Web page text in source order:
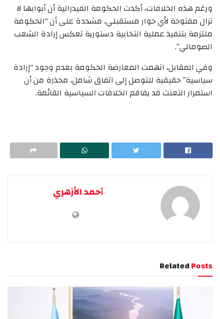
ورغم هذه الخلافات، أكدت الحكومة الفيدرالية أن أبوابها لا
تزال مفتوحة لأي حوار مستقبلي، مشددة على أن “الحكومة
ملتزمة بتنفيذ عملية انتخابية دستورية تعكس إرادة الشعب
الصومالي”.
وفي المقابل، اتهمت المعارضة الحكومة بعدم وجود “إرادة
سياسية” حقيقية للتوصل إلى اتفاق شامل، محذرة من أن
استمرار التعنت قد يفاقم الخلافات السياسية القائمة.
أحمد الأزهري
RelatedPosts